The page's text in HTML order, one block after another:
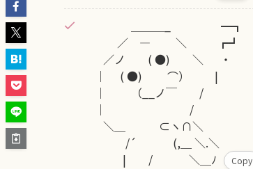
＿＿＿_ ━┓
／ ― ＼ ┏┛
／ノ ( ●) ＼ ・
｜ ( ●) ⌒） |
｜ （__ノ￣ /
｜ /
＼＿ ⊂ヽ∩＼
/´ (,＿ ＼.＼
| / ＼＿ﾉ
Copy